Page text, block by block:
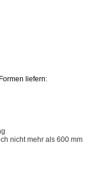
liefern:
nicht mehr als 600 mm